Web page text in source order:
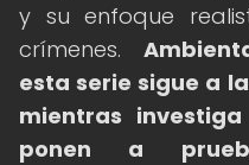
y su enfoque
crímenes.
esta serie sigue a
mientras
ponen a